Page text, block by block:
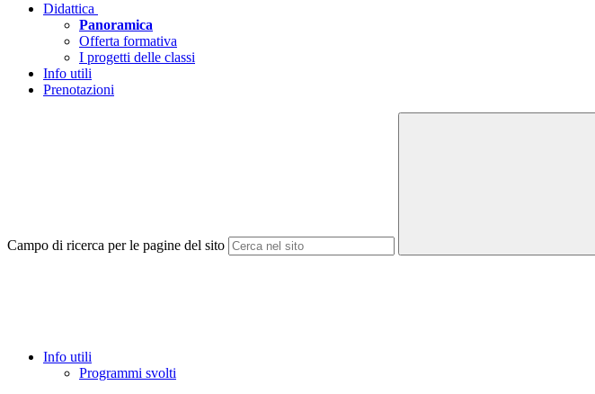
Didattica
Panoramica
Offerta formativa
I progetti delle classi
Info utili
Prenotazioni
Campo di ricerca per le pagine del sito
Info utili
Programmi svolti